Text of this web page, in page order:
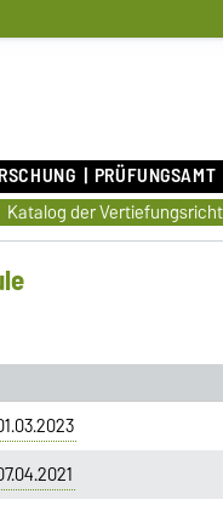
PRÜFUNGSAMT